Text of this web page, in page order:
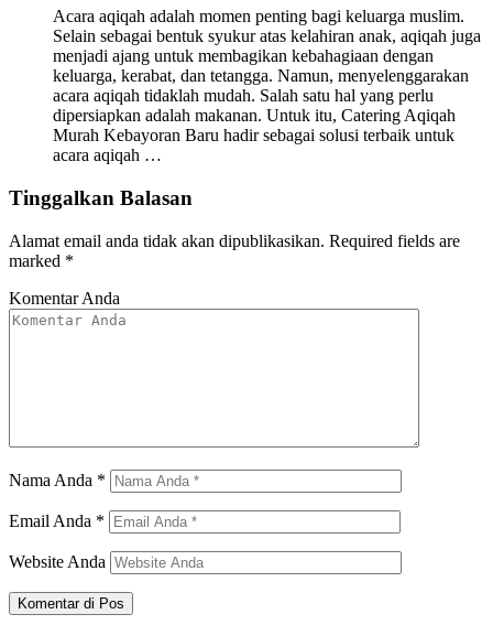
Acara aqiqah adalah momen penting bagi keluarga muslim.
Selain sebagai bentuk syukur atas kelahiran anak, aqiqah juga
menjadi ajang untuk membagikan kebahagiaan dengan
keluarga, kerabat, dan tetangga. Namun, menyelenggarakan
acara aqiqah tidaklah mudah. Salah satu hal yang perlu
dipersiapkan adalah makanan. Untuk itu, Catering Aqiqah
Murah Kebayoran Baru hadir sebagai solusi terbaik untuk
acara aqiqah …
Tinggalkan Balasan
Alamat email anda tidak akan dipublikasikan. Required fields are
marked *
Komentar Anda
Nama Anda *
Email Anda *
Website Anda